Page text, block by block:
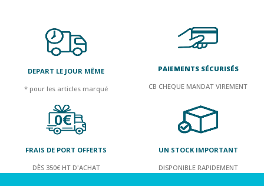
DEPART LE JOUR MÊME
* pour les articles marqué
PAIEMENTS SÉCURISÉS
CB CHEQUE MANDAT VIREMENT
FRAIS DE PORT OFFERTS
DÈS 350€ HT D'ACHAT
UN STOCK IMPORTANT
DISPONIBLE RAPIDEMENT